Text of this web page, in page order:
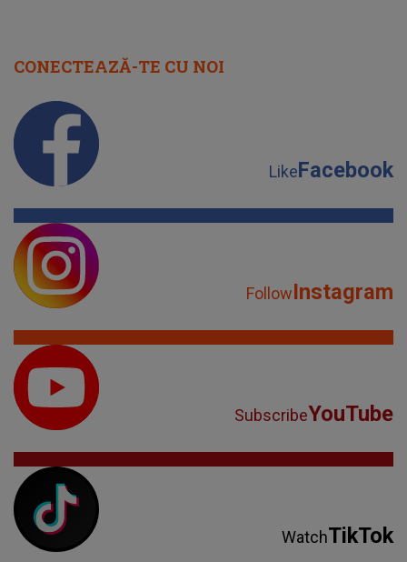
CONECTEAZĂ-TE CU NOI
LikeFacebook
FollowInstagram
SubscribeYouTube
WatchTikTok